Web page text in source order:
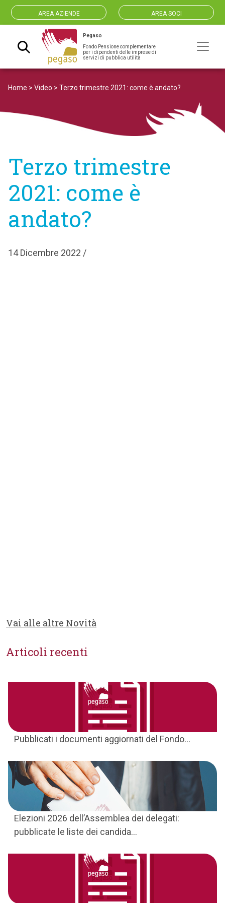
AREA AZIENDE AREA SOCI
Navigazione principale
Pegaso
Fondo Pensione complementare
per i dipendenti delle imprese di
servizi di pubblica utilità
Home > Video > Terzo trimestre 2021: come è andato?
Terzo trimestre
2021: come è
andato?
14 Dicembre 2022 /
Vai alle altre Novità
Articoli recenti
Pubblicati i documenti aggiornati del Fondo...
Elezioni 2026 dell’Assemblea dei delegati:
pubblicate le liste dei candida...